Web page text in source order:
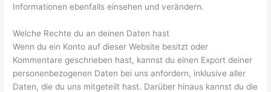
Informationen ebenfalls einsehen und verändern.
Welche Rechte du an deinen Daten hast
Wenn du ein Konto auf dieser Website besitzt oder
Kommentare geschrieben hast, kannst du einen Export deiner
personenbezogenen Daten bei uns anfordern, inklusive aller
Daten, die du uns mitgeteilt hast. Darüber hinaus kannst du die